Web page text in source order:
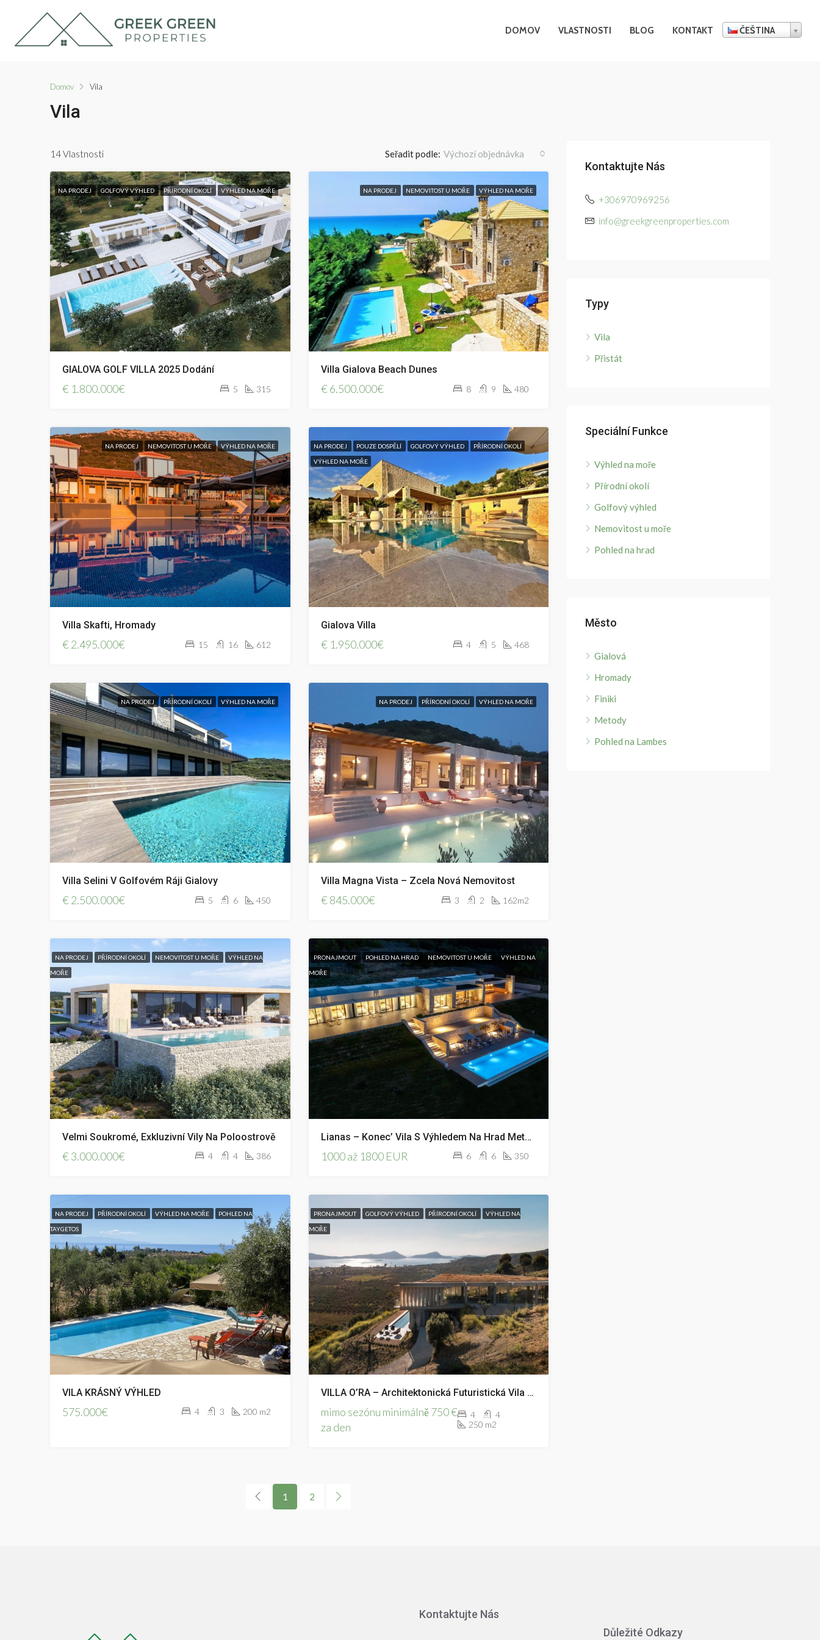
DOMOV VLASTNOSTI BLOG KONTAKT ČEŠTINA
Domov Vila
Vila
14 Vlastnosti Seřadit podle: Výchozí objednávka
NA PRODEJ GOLFOVÝ VÝHLED PŘÍRODNÍ OKOLÍ VÝHLED NA MOŘE
GIALOVA GOLF VILLA 2025 Dodání
€ 1.800.000€ 5 315
NA PRODEJ NEMOVITOST U MOŘE VÝHLED NA MOŘE
Villa Gialova Beach Dunes
€6.500.000€ 8 9 480
NA PRODEJ NEMOVITOST U MOŘE VÝHLED NA MOŘE
Villa Skafti, Hromady
€2.495.000€ 15 16 612
NA PRODEJ POUZE DOSPĚLÍ GOLFOVÝ VÝHLED PŘÍRODNÍ OKOLÍ
VÝHLED NA MOŘE
Gialova Villa
€1.950.000€ 4 5 468
NA PRODEJ PŘÍRODNÍ OKOLÍ VÝHLED NA MOŘE
Villa Selini V Golfovém Ráji Gialovy
€2.500.000€ 5 6 450
NA PRODEJ PŘÍRODNÍ OKOLÍ VÝHLED NA MOŘE
Villa Magna Vista – Zcela Nová Nemovitost
€845.000€ 3 2 162m2
NA PRODEJ PŘÍRODNÍ OKOLÍ NEMOVITOST U MOŘE VÝHLED NA
MOŘE
Velmi Soukromé, Exkluzivní Vily Na Poloostrově
€3.000.000€ 4 4 386
PRONAJMOUT POHLED NA HRAD NEMOVITOST U MOŘE VÝHLED NA
MOŘE
Lianas – Konec’ Vila S Výhledem Na Hrad Methoni
1000 až 1800 EUR 6 6 350
NA PRODEJ PŘÍRODNÍ OKOLÍ VÝHLED NA MOŘE POHLED NA
TAYGETOS
VILA KRÁSNÝ VÝHLED
575.000€ 4 3 200 m2
PRONAJMOUT GOLFOVÝ VÝHLED PŘÍRODNÍ OKOLÍ VÝHLED NA
MOŘE
VILLA O’RA – Architektonická Futuristická Vila S Výhledem Na Moře
mimo sezónu minimálně 750 €
za den
4
4
250 m2
1 2
Kontaktujte Nás
+306970969256
info@greekgreenproperties.com
Typy
Vila
Přistát
Speciální Funkce
Výhled na moře
Přírodní okolí
Golfový výhled
Nemovitost u moře
Pohled na hrad
Město
Gialová
Hromady
Finiki
Metody
Pohled na Lambes
Kontaktujte Nás
Důležité Odkazy